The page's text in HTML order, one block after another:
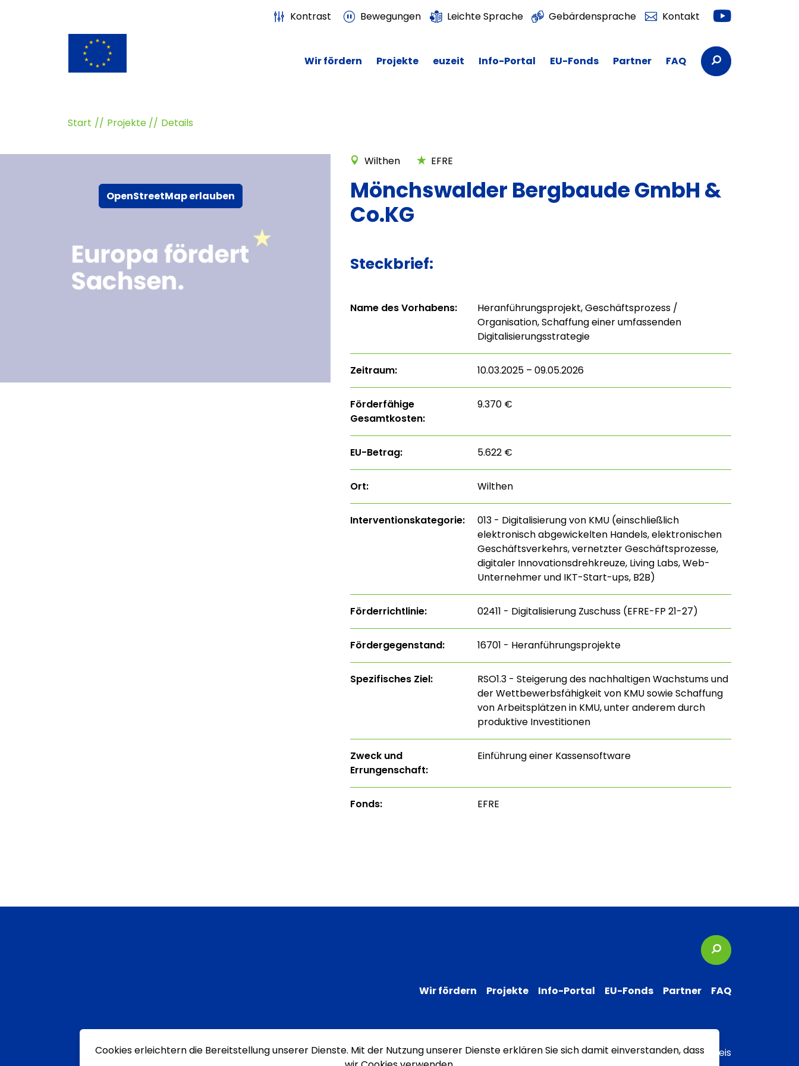
Kontrast Bewegungen Leichte Sprache Gebärdensprache Kontakt Youtube
Wir fördern Projekte euzeit Info-Portal EU-Fonds Partner FAQ Suchbegriffe
Start Projekte Details
OpenStreetMap erlauben
Wilthen EFRE
Mönchswalder Bergbaude GmbH &
Co.KG
Steckbrief:
Name des Vorhabens:
Heranführungsprojekt, Geschäftsprozess /
Organisation, Schaffung einer umfassenden
Digitalisierungsstrategie
Zeitraum: 10.03.2025 – 09.05.2026
Förderfähige
Gesamtkosten:
9.370 €
EU-Betrag: 5.622 €
Ort: Wilthen
Interventions­kategorie:
013 - Digitalisierung von KMU (einschließlich
elektronisch abgewickelten Handels, elektronischen
Geschäftsverkehrs, vernetzter Geschäftsprozesse,
digitaler Innovationsdrehkreuze, Living Labs, Web-
Unternehmer und IKT-Start-ups, B2B)
Förderrichtlinie: 02411 - Digitalisierung Zuschuss (EFRE-FP 21-27)
Fördergegenstand: 16701 - Heranführungsprojekte
Spezifisches Ziel:
RSO1.3 - Steigerung des nachhaltigen Wachstums und
der Wettbewerbsfähigkeit von KMU sowie Schaffung
von Arbeitsplätzen in KMU, unter anderem durch
produktive Investitionen
Zweck und
Errungenschaft:
Einführung einer Kassensoftware
Fonds: EFRE
Suchbegriffe
Wir fördern Projekte Info-Portal EU-Fonds Partner FAQ
Impressum Datenschutz Erklärung zur Barrierefreiheit Transparenzhinweis
Cookies erleichtern die Bereitstellung unserer Dienste. Mit der Nutzung unserer Dienste erklären Sie sich damit einverstanden, dass